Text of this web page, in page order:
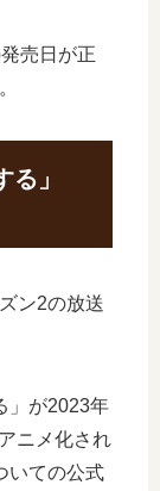
売日が正
」
ン2の放送
」が2023年
ニメ化され
いての公式